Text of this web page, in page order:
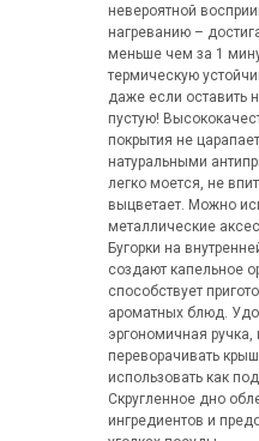
невероятной
нагреванию –
меньше чем за 1
термическую
даже если оставить
пустую!
покрытия не
натуральными
легко моется, не
выцветает. Можно
металлические
Бугорки на
создают капельное
способствует
ароматных блюд.
эргономичная
переворачивать
использовать как
Скругленное дно
ингредиентов и